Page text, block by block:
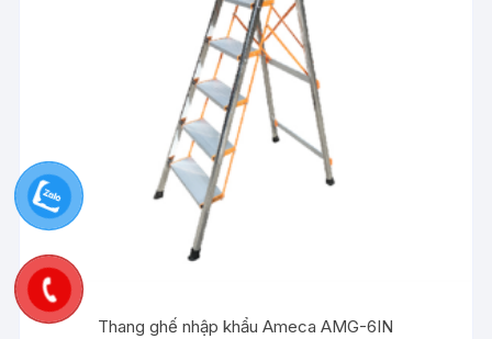
Thang ghế nhập khẩu Ameca AMG-6IN